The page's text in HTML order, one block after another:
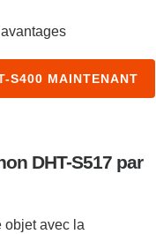
S400 MAINTENANT
DHT-S517 par
objet avec la